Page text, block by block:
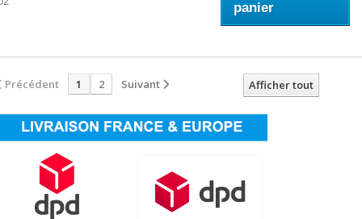
panier
Afficher tout
Précédent 1 2 Suivant